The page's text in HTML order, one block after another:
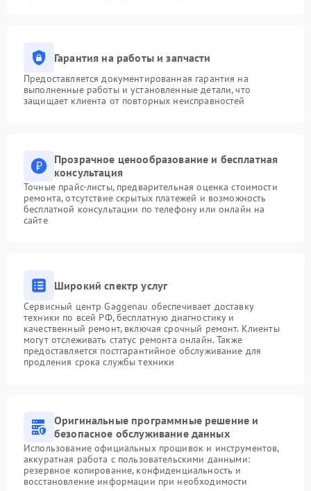
Гарантия на работы и запчасти
Предоставляется документированная гарантия на
выполненные работы и установленные детали, что
защищает клиента от повторных неисправностей
Прозрачное ценообразование и бесплатная
консультация
Точные прайс-листы, предварительная оценка стоимости
ремонта, отсутствие скрытых платежей и возможность
бесплатной консультации по телефону или онлайн на
сайте
Широкий спектр услуг
Сервисный центр Gaggenau обеспечивает доставку
техники по всей РФ, бесплатную диагностику и
качественный ремонт, включая срочный ремонт. Клиенты
могут отслеживать статус ремонта онлайн. Также
предоставляется постгарантийное обслуживание для
продления срока службы техники
Оригинальные программные решение и
безопасное обслуживание данных
Использование официальных прошивок и инструментов,
аккуратная работа с пользовательскими данными:
резервное копирование, конфиденциальность и
восстановление информации при необходимости